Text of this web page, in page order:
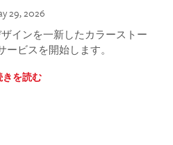
29, 2026
インを一新したカラーストー
ービスを開始します。
きを読む